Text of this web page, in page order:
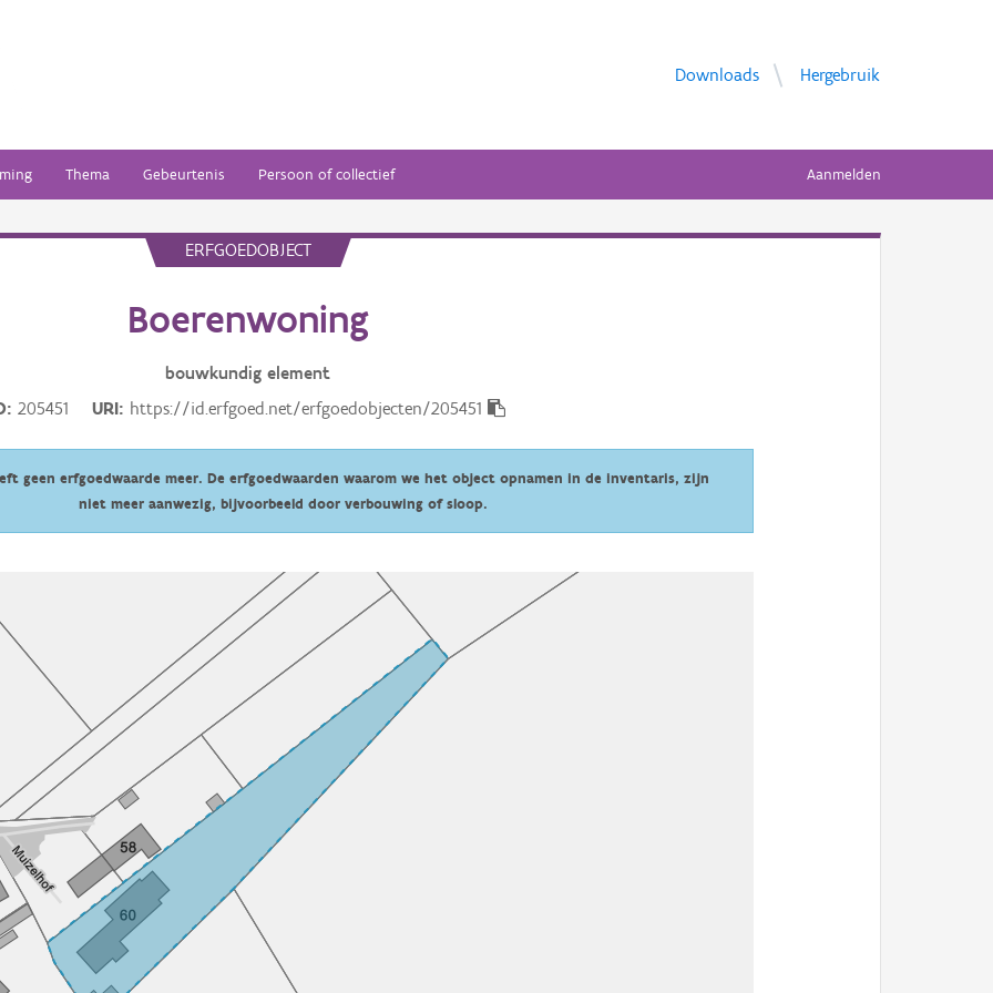
Downloads Hergebruik
Thema Gebeurtenis Persoon of collectief Aanmelden
ERFGOEDOBJECT
Boerenwoning
bouwkundig element
205451 URI https://id.erfgoed.net/erfgoedobjecten/205451
geen erfgoedwaarde meer. De erfgoedwaarden waarom we het object opnamen in de inventaris, zijn
niet meer aanwezig, bijvoorbeeld door verbouwing of sloop.